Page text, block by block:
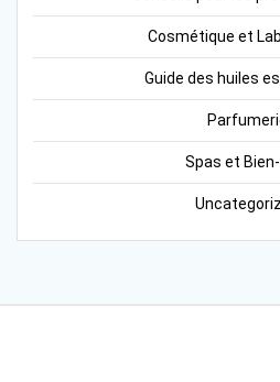
Cosmétique et
Guide des huiles
Spas et